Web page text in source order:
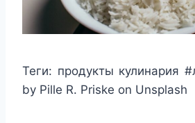
Теги: продукты кулинария
by Pille R. Priske on Unsplash